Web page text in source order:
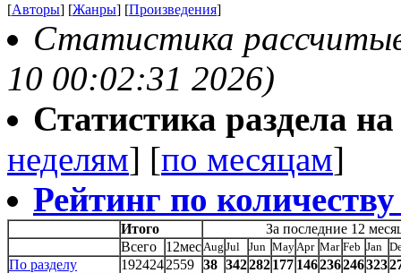
[Авторы] [Жанры] [Произведения]
Статистика
10 00:02:31 2026)
Статистика раздела
неделям] [по месяцам]
Рейтинг по
Итого
За последние 12
Всего
12мес Aug Jul Jun May Apr Mar Feb Jan
По разделу 1924242559 38 342282177 146236246323